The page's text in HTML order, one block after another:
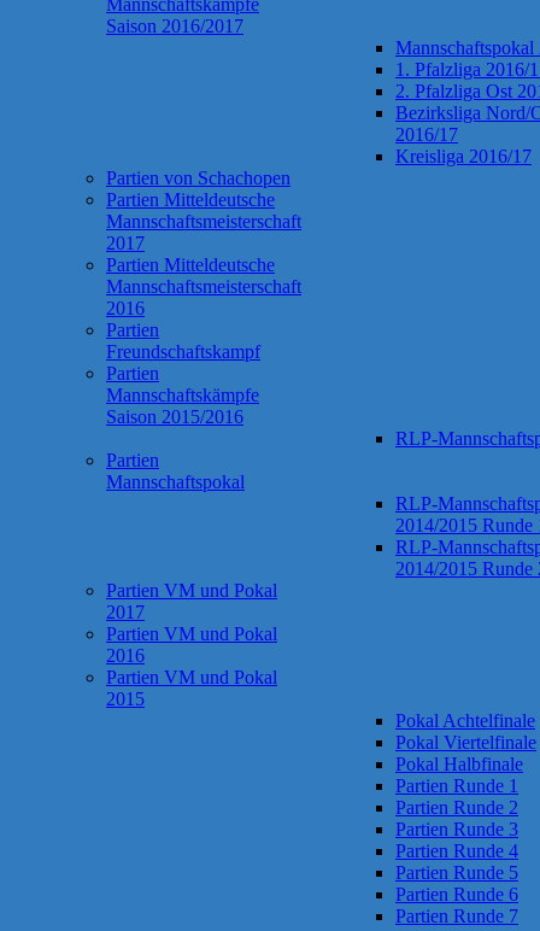
Saison 2016/2017
Mannschaftspokal
1. Pfalzliga 2016/
2. Pfalzliga Ost
Bezirksliga Nord/
2016/17
Kreisliga 2016/17
Partien von Schachopen
Partien Mitteldeutsche
Mannschaftsmeisterschaft
2017
Partien Mitteldeutsche
Mannschaftsmeisterschaft
2016
Partien
Freundschaftskampf
Partien
Mannschaftskämpfe
Saison 2015/2016
RLP-
Partien
Mannschaftspokal
RLP-
2014/2015 Runde
RLP-
2014/2015 Runde
Partien VM und Pokal
2017
Partien VM und Pokal
2016
Partien VM und Pokal
2015
Pokal Achtelfinale
Pokal Viertelfinale
Pokal Halbfinale
Partien Runde 1
Partien Runde 2
Partien Runde 3
Partien Runde 4
Partien Runde 5
Partien Runde 6
Partien Runde 7